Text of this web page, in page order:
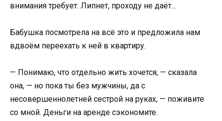
внимания требует. Липнет, проходу не даёт…
Бабушка посмотрела на всё это и предложила нам
вдвоём переехать к ней в квартиру.
— Понимаю, что отдельно жить хочется, — сказала
она, — но пока ты без мужчины, да с
несовершеннолетней сестрой на руках, — поживите
со мной. Деньги на аренде сэкономите.